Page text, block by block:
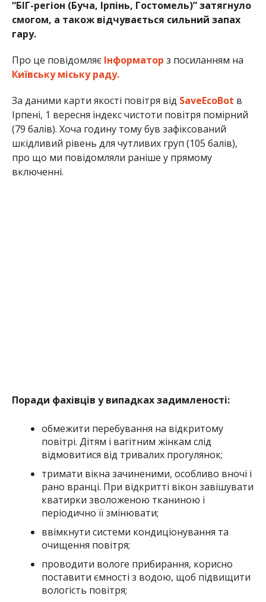
“БІГ-регіон (Буча, Ірпінь, Гостомель)” затягнуло
смогом, а також відчувається сильний запах
гару.
Про це повідомляєІнформатор з посиланням на
Київську міську раду.
За даними карти якості повітря від SaveEcoBot в
Ірпені, 1 вересня індекс чистоти повітря помірний
(79 балів). Хоча годину тому був зафіксований
шкідливий рівень для чутливих груп (105 балів),
про що ми повідомляли раніше у прямому
включенні.
Поради фахівців у випадках задимленості:
обмежити перебування на відкритому
повітрі. Дітям і вагітним жінкам слід
відмовитися від тривалих прогулянок;
тримати вікна зачиненими, особливо вночі і
рано вранці. При відкритті вікон завішувати
кватирки зволоженою тканиною і
періодично її змінювати;
ввімкнути системи кондиціонування та
очищення повітря;
проводити вологе прибирання, корисно
поставити ємності з водою, щоб підвищити
вологість повітря;